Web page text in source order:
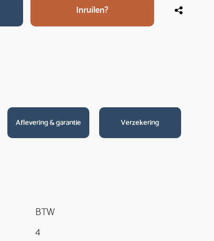
Inruilen?
Aflevering & garantie Verzekering
BTW
4